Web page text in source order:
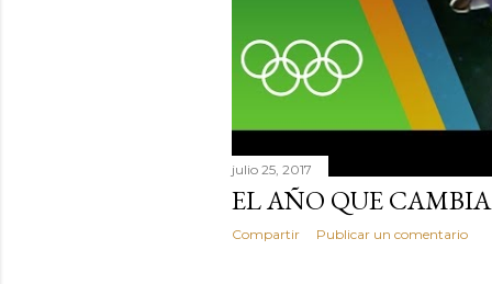
julio 25, 2017
EL AÑO QUE
Compartir Publicar un comentario